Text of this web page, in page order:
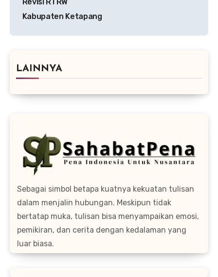
Kabupaten Ketapang
LAINNYA
Sebagai simbol betapa kuatnya kekuatan tulisan
dalam menjalin hubungan. Meskipun tidak
bertatap muka, tulisan bisa menyampaikan emosi,
pemikiran, dan cerita dengan kedalaman yang
luar biasa.